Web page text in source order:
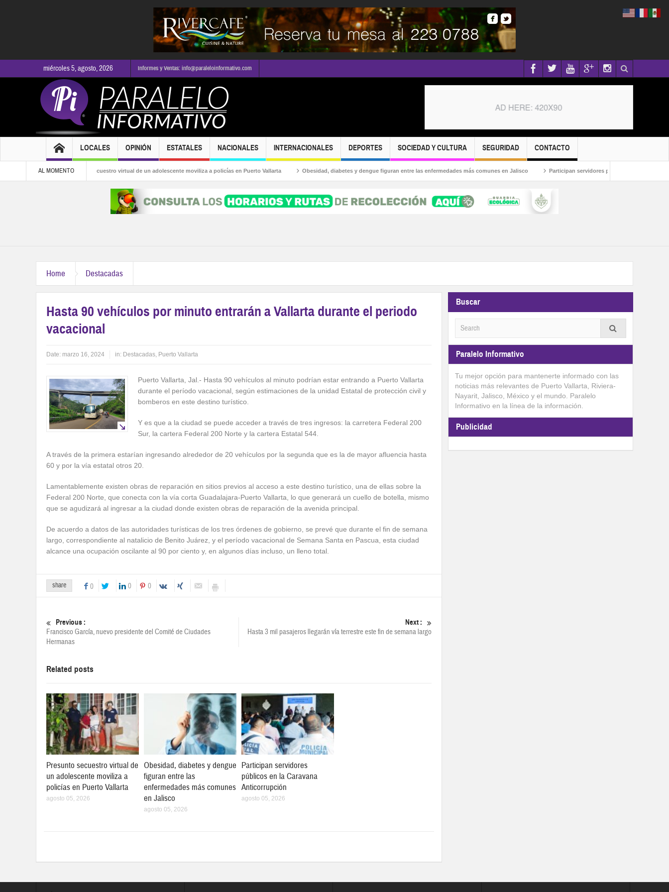
miércoles 5, agosto, 2026 Informes y Ventas: info@paraleloinformativo.com
LOCALES OPINIÓN ESTATALES NACIONALES INTERNACIONALES DEPORTES SOCIEDAD Y CULTURA SEGURIDAD CONTACTO
AL MOMENTO
Presunto secuestro virtual de un adolescente moviliza a policías en Puerto Vallarta Obesidad, diabetes y dengue figuran entre las enfermedades más comunes en Jalisco Participan servidores públicos en la Caravana
Home Destacadas
Hasta 90 vehículos por minuto entrarán a Vallarta durante el periodo
vacacional
Date: marzo 16, 2024 in: Destacadas, Puerto Vallarta
Puerto Vallarta, Jal.- Hasta 90 vehículos al minuto podrían estar entrando a Puerto Vallarta
durante el período vacacional, según estimaciones de la unidad Estatal de protección civil y
bomberos en este destino turístico.
Y es que a la ciudad se puede acceder a través de tres ingresos: la carretera Federal 200
Sur, la cartera Federal 200 Norte y la cartera Estatal 544.
A través de la primera estarían ingresando alrededor de 20 vehículos por la segunda que es la de mayor afluencia hasta
60 y por la vía estatal otros 20.
Lamentablemente existen obras de reparación en sitios previos al acceso a este destino turístico, una de ellas sobre la
Federal 200 Norte, que conecta con la vía corta Guadalajara-Puerto Vallarta, lo que generará un cuello de botella, mismo
que se agudizará al ingresar a la ciudad donde existen obras de reparación de la avenida principal.
De acuerdo a datos de las autoridades turísticas de los tres órdenes de gobierno, se prevé que durante el fin de semana
largo, correspondiente al natalicio de Benito Juárez, y el período vacacional de Semana Santa en Pascua, esta ciudad
alcance una ocupación oscilante al 90 por ciento y, en algunos días incluso, un lleno total.
share 0 0 0
Previous :
Francisco García, nuevo presidente del Comité de Ciudades
Hermanas
Next :
Hasta 3 mil pasajeros llegarán vía terrestre este fin de semana largo
Related posts
Presunto secuestro virtual de
un adolescente moviliza a
policías en Puerto Vallarta
agosto 05, 2026
Obesidad, diabetes y dengue
figuran entre las
enfermedades más comunes
en Jalisco
agosto 05, 2026
Participan servidores
públicos en la Caravana
Anticorrupción
agosto 05, 2026
Buscar
Paralelo Informativo
Tu mejor opción para mantenerte informado con las
noticias más relevantes de Puerto Vallarta, Riviera-
Nayarit, Jalisco, México y el mundo. Paralelo
Informativo en la línea de la información.
Publicidad